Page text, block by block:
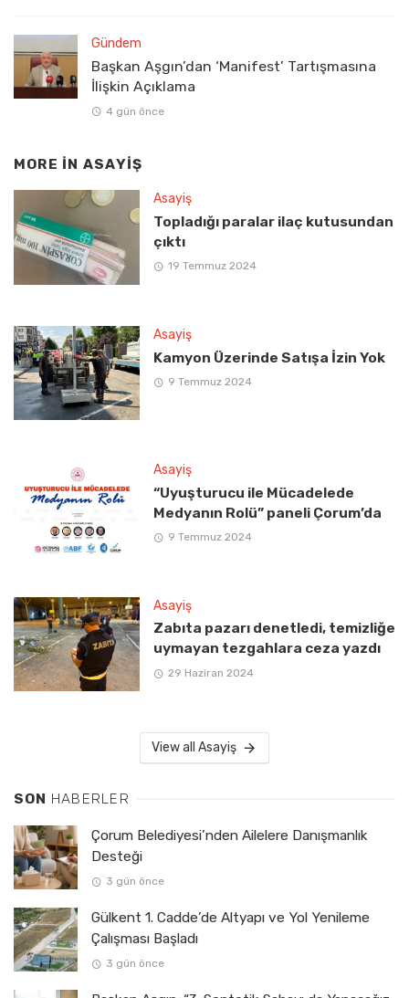
Gündem
Başkan Aşgın’dan ‘Manifest’ Tartışmasına
İlişkin Açıklama
4 gün önce
MORE IN ASAYIŞ
Asayiş
Topladığı paralar ilaç kutusundan
çıktı
19 Temmuz 2024
Asayiş
Kamyon Üzerinde Satışa İzin Yok
9 Temmuz 2024
Asayiş
“Uyuşturucu ile Mücadelede
Medyanın Rolü” paneli Çorum’da
9 Temmuz 2024
Asayiş
Zabıta pazarı denetledi, temizliğe
uymayan tezgahlara ceza yazdı
29 Haziran 2024
View all Asayiş
SON HABERLER
Çorum Belediyesi’nden Ailelere Danışmanlık
Desteği
3 gün önce
Gülkent 1. Cadde’de Altyapı ve Yol Yenileme
Çalışması Başladı
3 gün önce